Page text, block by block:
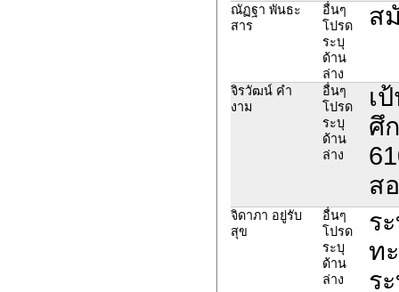
ณัฏฐา พันธะ
สาร
อื่นๆ
โปรด
ระบุ
ด้าน
ล่าง
ส
จิรวัฒน์ คำ
งาม
อื่นๆ
โปรด
ระบุ
ด้าน
ล่าง
เ
ศึ
ส
จิดาภา อยู่รับ
สุข
อื่นๆ
โปรด
ระบุ
ด้าน
ล่าง
ร
ท
ร